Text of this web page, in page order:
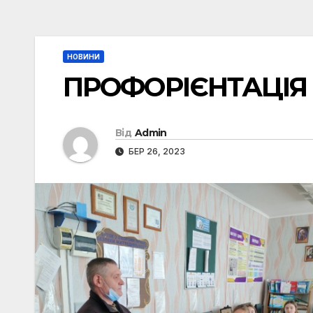
НОВИНИ
ПРОФОРІЄНТАЦІЯ
Від Admin
БЕР 26, 2023